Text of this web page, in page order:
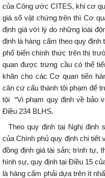
của Công ước CITES, khi cơ
giá số vật chứng trên thì Cơ
định giá với lý do những loài
định là hàng cấm theo quy
phổ biến chính thức trên thị
quan được trưng cầu có thể
khăn cho các Cơ quan tiến
căn cứ cấu thành tội phạm để
tội “Vi phạm quy định về bảo
Điều 234 BLHS.
Theo quy định tại Nghị định
của Chính phủ quy định chi tiết
đồng định giá tài sản; trình tự,
hình sự, quy định tại Điều 15
là hàng cấm phải dựa trên ít